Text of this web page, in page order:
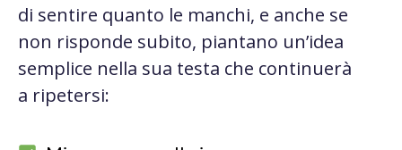
di sentire quanto le manchi, e anche se
non risponde subito, piantano un’idea
semplice nella sua testa che continuerà
a ripetersi: